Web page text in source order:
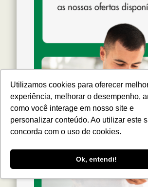
Utilizamos cookies para oferecer
experiência, melhorar o desempenho,
como você interage em nosso site e
personalizar conteúdo. Ao utilizar este
concorda com o uso de cookies.
Ok, entendi!